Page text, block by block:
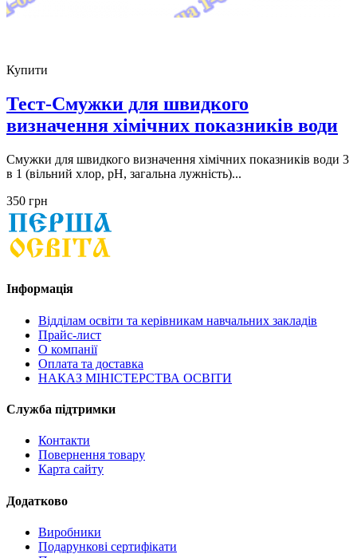
Купити
Тест-Смужки для швидкого
визначення хімічних показників води
Смужки для швидкого визначення хімічних показників води 3
в 1 (вільний хлор, рН, загальна лужність)...
350 грн
Інформація
Відділам освіти та керівникам навчальних закладів
Прайс-лист
О компанії
Оплата та доставка
НАКАЗ МІНІСТЕРСТВА ОСВІТИ
Служба підтримки
Контакти
Повернення товару
Карта сайту
Додатково
Виробники
Подарункові сертифікати